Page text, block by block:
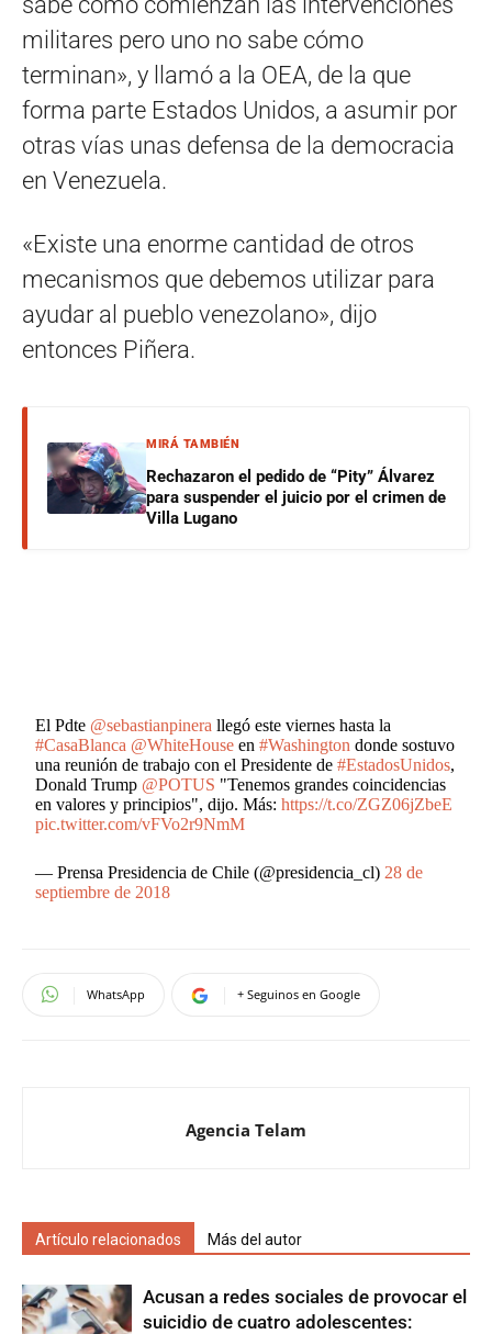
militares pero uno no sabe cómo
terminan», y llamó a la OEA, de la que
forma parte Estados Unidos, a asumir por
otras vías unas defensa de la democracia
en Venezuela.
«Existe una enorme cantidad de otros
mecanismos que debemos utilizar para
ayudar al pueblo venezolano», dijo
entonces Piñera.
MIRÁ TAMBIÉN
Rechazaron el pedido de “Pity” Álvarez
para suspender el juicio por el crimen de
Villa Lugano
El Pdte @sebastianpinera llegó este viernes hasta la
#CasaBlanca @WhiteHouse en#Washington donde sostuvo
una reunión de trabajo con el Presidente de#EstadosUnidos,
Donald Trump @POTUS "Tenemos grandes coincidencias
en valores y principios", dijo. Más:https://t.co/ZGZ06jZbeE
pic.twitter.com/vFVo2r9NmM
— Prensa Presidencia de Chile (@presidencia_cl) 28 de
septiembre de 2018
WhatsApp + Seguinos en Google
Agencia Telam
Artículo relacionados Más del autor
Acusan a redes sociales de provocar el
suicidio de cuatro adolescentes: